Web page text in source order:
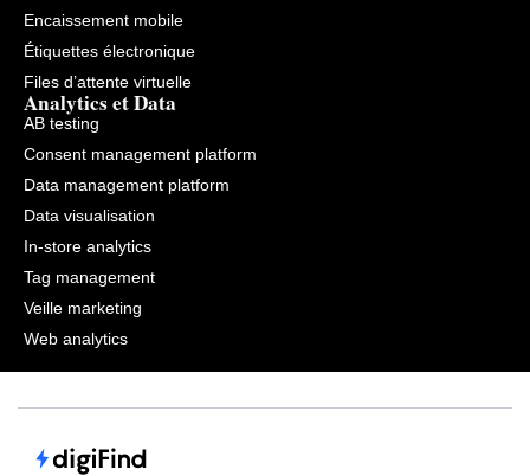
Encaissement mobile
Étiquettes électronique
Files d’attente virtuelle
Analytics et Data
AB testing
Consent management platform
Data management platform
Data visualisation
In-store analytics
Tag management
Veille marketing
Web analytics